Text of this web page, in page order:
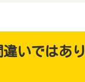
いではあり